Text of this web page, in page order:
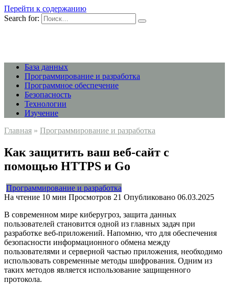
Перейти к содержанию
Search for:
База данных
Программирование и разработка
Программное обеспечение
Безопасность
Технологии
Изучение
Главная » Программирование и разработка
Как защитить ваш веб-сайт с
помощью HTTPS и Go
Программирование и разработка
На чтение 10 мин Просмотров 21 Опубликовано 06.03.2025
В современном мире киберугроз, защита данных
пользователей становится одной из главных задач при
разработке веб-приложений. Напомню, что для обеспечения
безопасности информационного обмена между
пользователями и серверной частью приложения, необходимо
использовать современные методы шифрования. Одним из
таких методов является использование защищенного
протокола.